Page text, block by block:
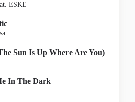
ESKE
Sun Is Up Where Are You)
In The Dark